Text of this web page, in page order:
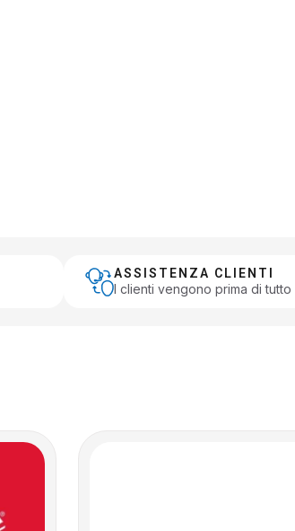
ASSISTENZA CLIENTI
I clienti vengono prima di tutto